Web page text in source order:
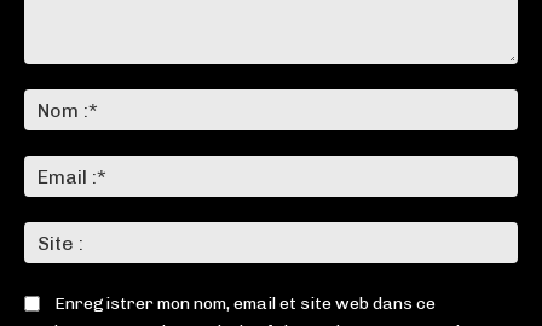
:*
:*
:
Enregistrer mon nom, email et site web dans ce